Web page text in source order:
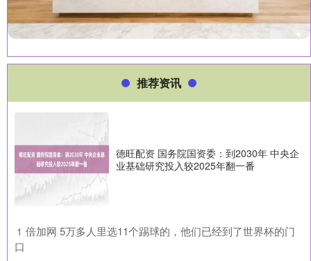
推荐资讯
德旺配资 国务院国资委：到2030年 中央企
业基础研究投入较2025年翻一番
1 ​倍加网 5万多人里选11个踢球的，他们已经到了世界杯的门
口